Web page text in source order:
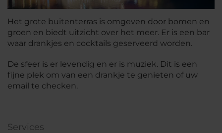
Het grote buitenterras is omgeven door bomen en
groen en biedt uitzicht over het meer. Er is een bar
waar drankjes en cocktails geserveerd worden.
De sfeer is er levendig en er is muziek. Dit is een
fijne plek om van een drankje te genieten of uw
email te checken.
Services